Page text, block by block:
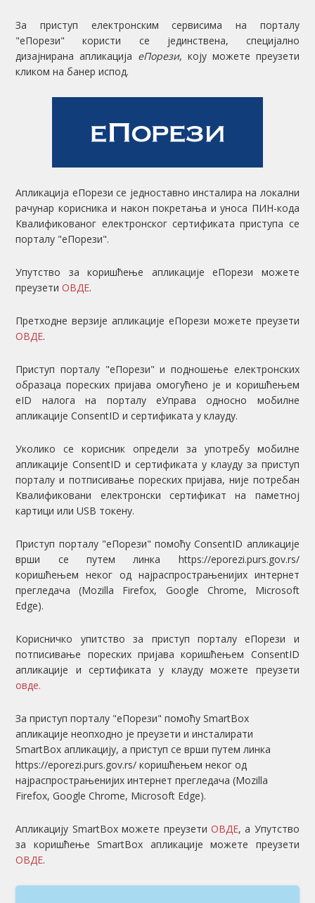
За приступ електронским сервисима на порталу
"еПорези" користи се јединствена, специјално
дизајнирана апликација еПорези, коју можете преузети
кликом на банер испод.
Апликација еПорези се једноставно инсталира на локални
рачунар корисника и након покретања и уноса ПИН-кода
Квалификованог електронског сертификата приступа се
порталу "еПорези".
Упутство за коришћење апликације еПорези можете
преузетиОВДЕ.
Претходне верзије апликације еПорези можете преузети
ОВДЕ.
Приступ порталу "еПорези" и подношење електронских
образаца пореских пријава омогућено је и коришћењем
eID налога на порталу еУправа односно мобилне
апликације ConsentID и сертификата у клауду.
Уколико се корисник определи за употребу мобилне
апликације ConsentID и сертификата у клауду за приступ
порталу и потписивање пореских пријава, није потребан
Квалификовани електронски сертификат на паметној
картици или USB токену.
Приступ порталу "еПорези" помоћу ConsentID апликације
врши се путем линка https://eporezi.purs.gov.rs/
коришћењем неког од најраспрострањенијих интернет
прегледача (Mozilla Firefox, Google Chrome, Microsoft
Edge).
Корисничко упитство за приступ порталу еПорези и
потписивање пореских пријава коришћењем ConsentID
апликације и сертификата у клауду можете преузети
овде.
За приступ порталу "еПорези" помоћу SmartBox
апликације неопходно је преузети и инсталирати
SmartBox апликацију, а приступ се врши путем линка
https://eporezi.purs.gov.rs/ коришћењем неког од
најраспрострањенијих интернет прегледача (Mozilla
Firefox, Google Chrome, Microsoft Edge).
Апликацију SmartBox можете преузети ОВДЕ, а Упутство
за коришћење SmartBox апликације можете преузети
ОВДЕ.